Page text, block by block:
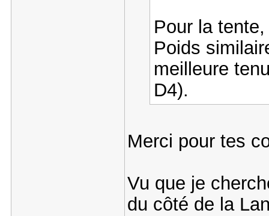
Pour la
Poids
meilleure
D4).
Merci pour tes
Vu que je
du côté de la